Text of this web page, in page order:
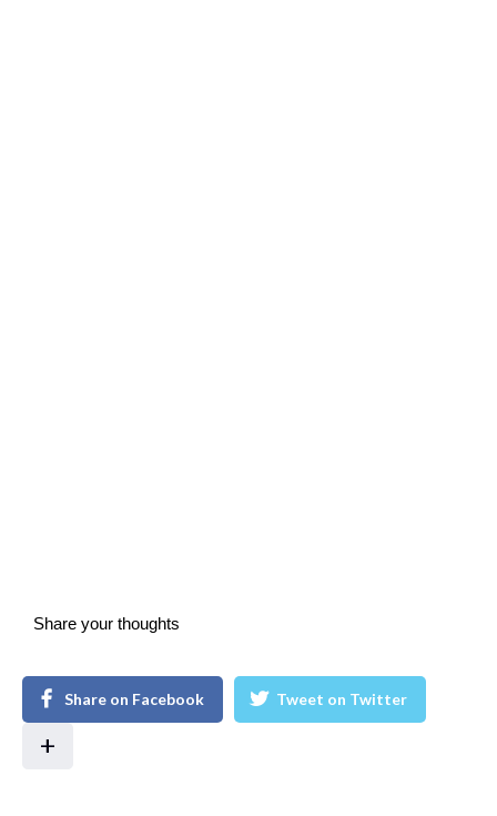
Share your thoughts
Share on Facebook Tweet on Twitter
+